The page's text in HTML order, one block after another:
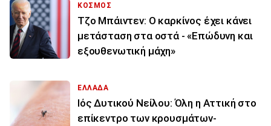
ΚΟΣΜΟΣ
Τζο Μπάιντεν: Ο καρκίνος έχει κάνει
μετάσταση στα οστά - «Επώδυνη και
εξουθενωτική μάχη»
ΕΛΛΑΔΑ
Ιός Δυτικού Νείλου: Όλη η Αττική στο
επίκεντρο των κρουσμάτων-